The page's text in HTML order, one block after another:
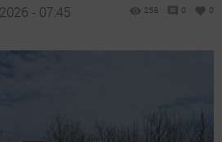
- 07:45 258 0 0